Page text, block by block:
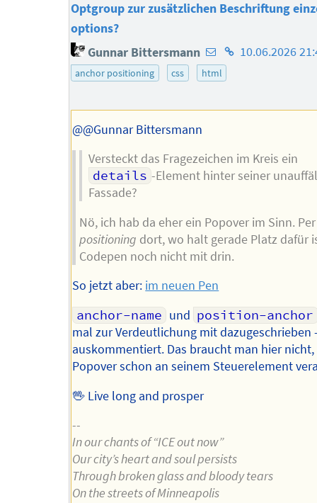
Optgroup zur zusätzlichen Beschriftung
options?
Gunnar Bittersmann E-
Mail-
des
Homepage
des
10.06.2026
anchor positioning css html
@@Gunnar Bittersmann
Versteckt das Fragezeichen im Kreis ein
details -Element hinter seiner
Fassade?
Nö, ich hab da eher ein Popover im Sinn.
positioning dort, wo halt gerade Platz dafür
Codepen noch nicht mit drin.
So jetzt aber: im neuen Pen
anchor-name und position-anchor
mal zur Verdeutlichung mit dazugeschrieben
auskommentiert. Das braucht man hier nicht,
Popover schon an seinem Steuerelement
🖖 Live long and prosper
--
In our chants of “ICE out now”
Our city’s heart and soul persists
Through broken glass and bloody tears
On the streets of Minneapolis